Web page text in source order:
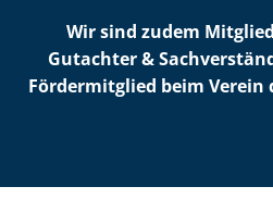
Wir sind zudem
Gutachter &
Fördermitglied beim Verein